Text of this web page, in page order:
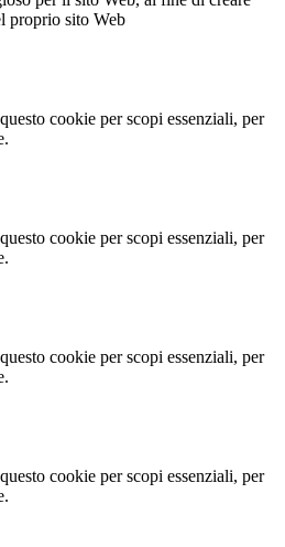
proprio sito Web
cookie per scopi essenziali, per
cookie per scopi essenziali, per
cookie per scopi essenziali, per
cookie per scopi essenziali, per